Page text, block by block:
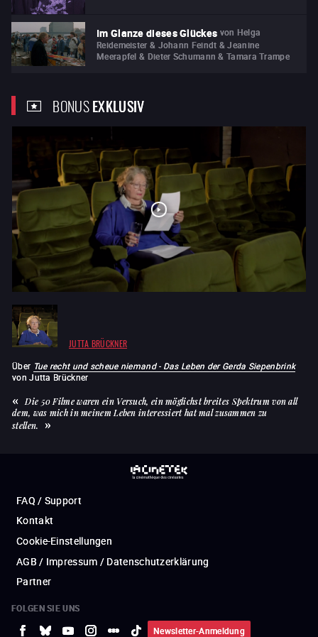
Im Glanze dieses Glückes von Helga
Reidemeister & Johann Feindt & Jeanine
Meerapfel & Dieter Schumann & Tamara Trampe
BONUSEXKLUSIV
JUTTA BRÜCKNER
Über Tue recht und scheue niemand - Das Leben der Gerda Siepenbrink
von Jutta Brückner
Die 50 Filme waren ein Versuch, ein möglichst breites Spektrum von all
dem, was mich in meinem Leben interessiert hat mal zusammen zu
stellen.
FAQ / Support
Kontakt
Cookie-Einstellungen
AGB / Impressum / Datenschutzerklärung
Partner
FOLGEN SIE UNS
Newsletter-Anmeldung